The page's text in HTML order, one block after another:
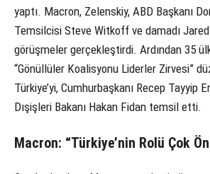
yaptı. Macron, Zelenskiy, ABD Başkanı
Temsilcisi Steve Witkoff ve damadı
görüşmeler gerçekleştirdi. Ardından 35
“Gönüllüler Koalisyonu Liderler Zirvesi”
Türkiye’yi, Cumhurbaşkanı Recep Tayyip
Dışişleri Bakanı Hakan Fidan temsil etti.
Macron: “Türkiye’nin Rolü Çok